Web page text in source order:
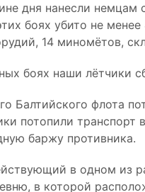
дня нанесли немцам
боях убито не
14 миномётов,
боях наши лётчики
Балтийского флота
потопили
баржу противника.
в одном из
в которой